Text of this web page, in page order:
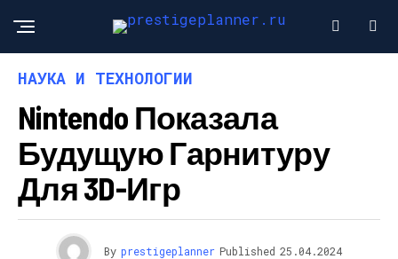
НАУКА И ТЕХНОЛОГИИ
Nintendo Показала
Будущую Гарнитуру
Для 3D-Игр
By prestigeplanner Published 25.04.2024